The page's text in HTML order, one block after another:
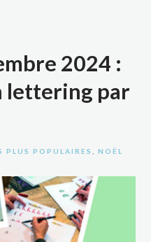
2024 :
lettering par
PLUS POPULAIRES ,NOËL